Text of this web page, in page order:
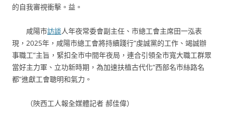
的自我審視衝擊。益。
咸陽市訪談人年夜常委會副主任、市總工會主席田一泓表
現，2025年，咸陽市總工會將持續踐行“虔誠黨的工作、竭誠辦
事職工”主旨，緊扣全市中間年夜局，連合引領全市寬大職工群眾
當好主力軍、立功新時期，為加速扶植古代化“西部名市絲路名
都”進獻工會聰明和氣力。
（陜西工人報全媒體記者 郝佳偉）